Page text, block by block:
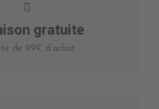
gratuite
de 99€ d’achat.